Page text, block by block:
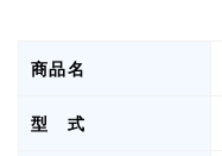
商品名
型 式